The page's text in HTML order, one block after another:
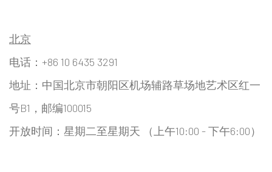
北京
电话：+86 10 6435 3291
地址：中国北京市朝阳区机场辅路草场地艺术区红一
号B1，邮编100015
开放时间：星期二至星期天 （上午10:00 - 下午6:00）